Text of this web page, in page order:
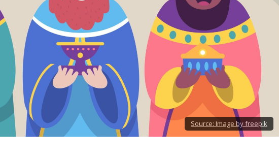
Source: Image by freepik